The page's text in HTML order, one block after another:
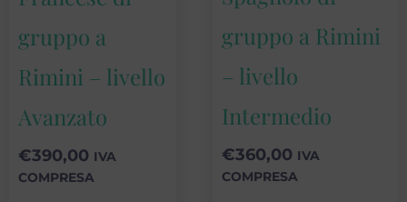
gruppo a
Rimini – livello
Avanzato
€390,00 IVA
COMPRESA
gruppo a Rimini
– livello
Intermedio
€360,00 IVA
COMPRESA